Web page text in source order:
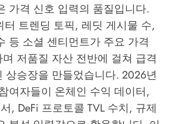
가격 신호 입력의 품질입니다.
터 트렌딩 토픽, 레딧 게시물 수,
등 소셜 센티먼트가 주요 가격
저품질 자산 전반에 걸쳐 급격
상승장을 만들었습니다. 2026년
여자들이 온체인 수익 데이터,
, DeFi 프로토콜 TVL 수치, 규제